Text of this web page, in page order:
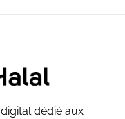
dédié aux